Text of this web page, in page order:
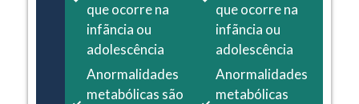
que ocorre na
infãncia ou
adolescência
Anormalidades
metabólicas são
que ocorre na
infãncia ou
adolescência
Anormalidades
metabólicas